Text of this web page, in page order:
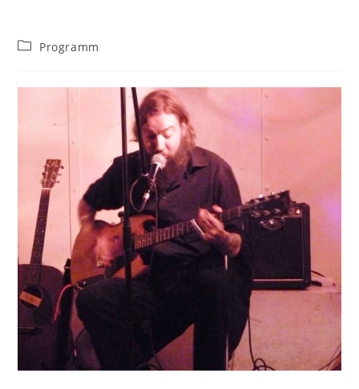
Beitrags-
Programm